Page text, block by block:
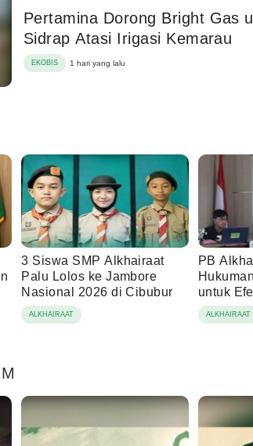
Pertamina Dorong Bright Gas
Sidrap Atasi Irigasi Kemarau
EKOBIS 1 hari yang lalu
3 Siswa SMP Alkhairaat
Palu Lolos ke Jambore
Nasional 2026 di Cibubur
ALKHAIRAAT
PB
untuk
ALKHAIRAAT